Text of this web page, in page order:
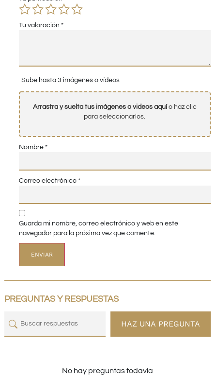
Tu valoración *
Sube hasta 3 imágenes o vídeos
Arrastra y suelta tus imágenes o videos aquío haz clic
para seleccionarlos.
Nombre *
Correo electrónico *
Guarda mi nombre, correo electrónico y web en este
navegador para la próxima vez que comente.
PREGUNTAS Y RESPUESTAS
HAZ UNA PREGUNTA
No hay preguntas todavía